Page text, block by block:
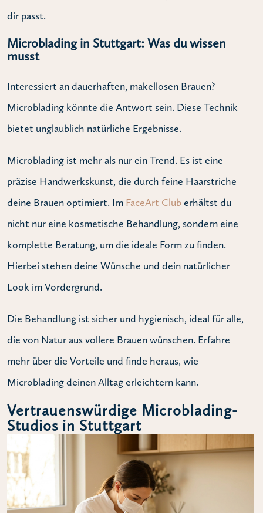
dir passt.
Microblading in Stuttgart: Was du wissen
musst
Interessiert an dauerhaften, makellosen Brauen?
Microblading könnte die Antwort sein. Diese Technik
bietet unglaublich natürliche Ergebnisse.
Microblading ist mehr als nur ein Trend. Es ist eine
präzise Handwerkskunst, die durch feine Haarstriche
deine Brauen optimiert. Im FaceArt Cluberhältst du
nicht nur eine kosmetische Behandlung, sondern eine
komplette Beratung, um die ideale Form zu finden.
Hierbei stehen deine Wünsche und dein natürlicher
Look im Vordergrund.
Die Behandlung ist sicher und hygienisch, ideal für alle,
die von Natur aus vollere Brauen wünschen. Erfahre
mehr über die Vorteile und finde heraus, wie
Microblading deinen Alltag erleichtern kann.
Vertrauenswürdige Microblading-
Studios in Stuttgart